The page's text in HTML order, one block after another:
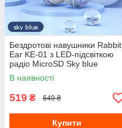
Бездротові навушники Rabbit
Ear KE-01 з LED-підсвіткою
радіо MicroSD Sky blue
В наявності
519 ₴ 649 ₴
Купити